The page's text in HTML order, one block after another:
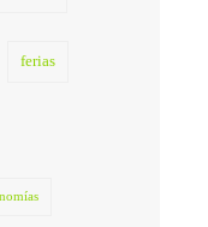
ferias